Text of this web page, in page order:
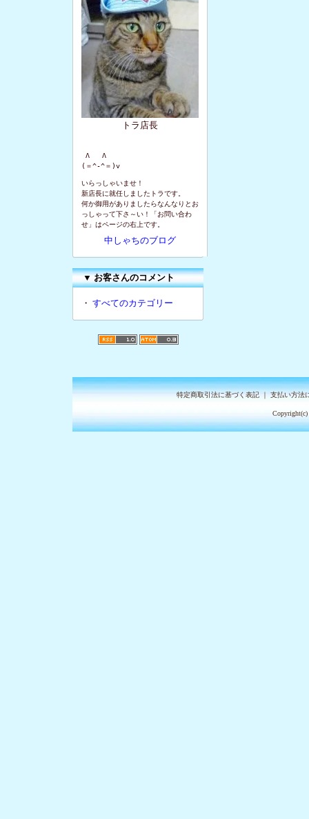
トラ店長
Λ   Λ
(＝^-^＝)v
いらっしゃいませ！
新店長に就任しましたトラです。
何か御用がありましたらなんなりとお
っしゃって下さ～い！「お問い合わ
せ」はページの右上です。
中しゃちのブログ
▼お客さんのコメント
・ すべてのカテゴリー
特定商取引法に基づく表記｜支払い方法